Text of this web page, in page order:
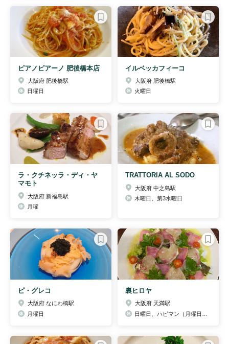
ピアノピアーノ 肥後橋本店
大阪府 肥後橋駅
日曜日
イルベッカフィーコ
大阪府 肥後橋駅
火曜日
ラ・クチネッラ・ディ・ヤ
マモト
大阪府 新福島駅
月曜
TRATTORIA AL SODO
大阪府 中之島駅
木曜日、第3水曜日
ピ・グレコ
大阪府 なにわ橋駅
月曜日
裏ヒロヤ
大阪府 天満駅